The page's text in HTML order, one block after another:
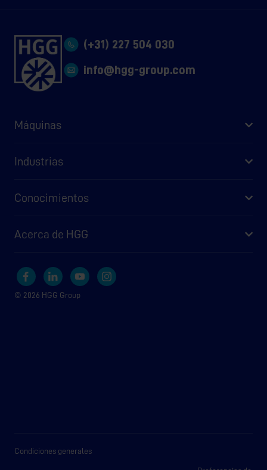
(+31) 227 504 030
info@hgg-group.com
Máquinas
Industrias
Conocimientos
Acerca de HGG
© 2026 HGG Group
Condiciones generales